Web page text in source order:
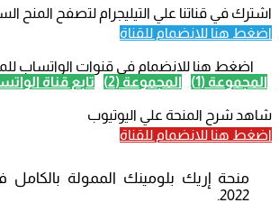
اشترك في قناتنا علي التيليجرام لتصفح المنح
اضغط هنا للانضمام للقناة
اضغط هنا للانضمام في قنوات الواتساب
المجموعة (1)
المجموعة (2) تابع قناة
شاهد شرح المنحة علي اليوتيوب
اضغط هنا للانضمام للقناة
منحة إريك بلومينك الممولة بالكامل
2022.